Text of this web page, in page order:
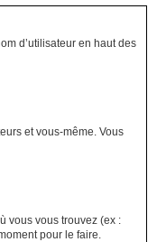
d’utilisateur en haut des
et vous-même. Vous
vous vous trouvez (ex :
pour le faire.